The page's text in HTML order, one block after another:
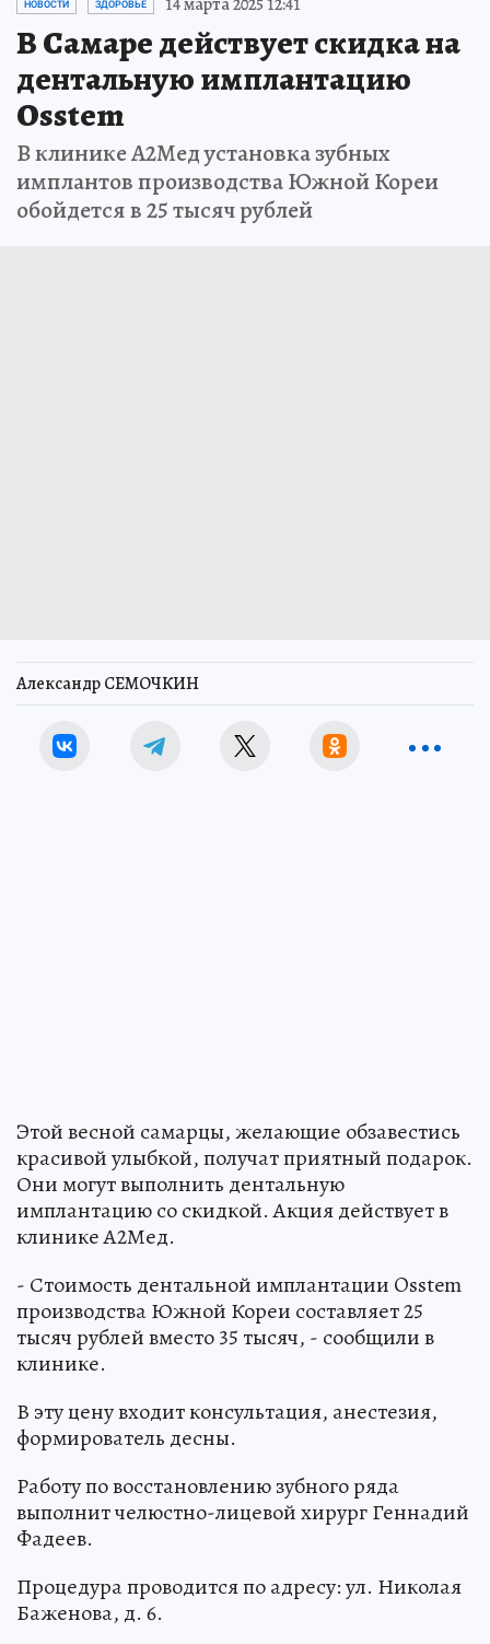
НОВОСТИ ЗДОРОВЬЕ
В Самаре действует скидка на
дентальную имплантацию
Osstem
В клинике А2Мед установка зубных
имплантов производства Южной Кореи
обойдется в 25 тысяч рублей
Александр СЕМОЧКИН
Этой весной самарцы, желающие обзавестись
красивой улыбкой, получат приятный подарок.
Они могут выполнить дентальную
имплантацию со скидкой. Акция действует в
клинике А2Мед.
- Стоимость дентальной имплантации Osstem
производства Южной Кореи составляет 25
тысяч рублей вместо 35 тысяч, - сообщили в
клинике.
В эту цену входит консультация, анестезия,
формирователь десны.
Работу по восстановлению зубного ряда
выполнит челюстно-лицевой хирург Геннадий
Фадеев.
Процедура проводится по адресу: ул. Николая
Баженова, д. 6.